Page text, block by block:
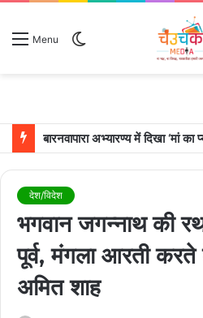
Menu
देश/विदेश
भगवान जगन्नाथ की
पूर्व, मंगला आरती
अमित शाह